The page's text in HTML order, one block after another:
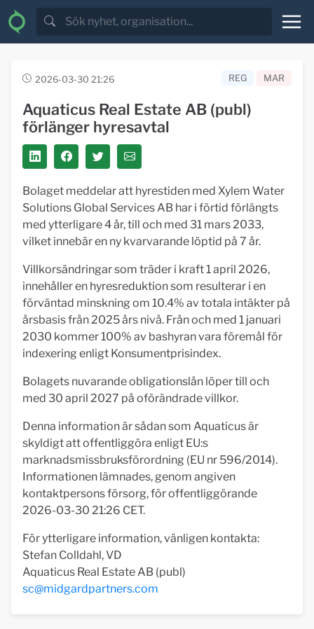
2026-03-30 21:26 REG MAR
Aquaticus Real Estate AB (publ)
förlänger hyresavtal
Bolaget meddelar att hyrestiden med Xylem Water
Solutions Global Services AB har i förtid förlängts
med ytterligare 4 år, till och med 31 mars 2033,
vilket innebär en ny kvarvarande löptid på 7 år.
Villkorsändringar som träder i kraft 1 april 2026,
innehåller en hyresreduktion som resulterar i en
förväntad minskning om 10.4% av totala intäkter på
årsbasis från 2025 års nivå. Från och med 1 januari
2030 kommer 100% av bashyran vara föremål för
indexering enligt Konsumentprisindex.
Bolagets nuvarande obligationslån löper till och
med 30 april 2027 på oförändrade villkor.
Denna information är sådan som Aquaticus är
skyldigt att offentliggöra enligt EU:s
marknadsmissbruksförordning (EU nr 596/2014).
Informationen lämnades, genom angiven
kontaktpersons försorg, för offentliggörande
2026-03-30 21:26 CET.
För ytterligare information, vänligen kontakta:
Stefan Colldahl, VD
Aquaticus Real Estate AB (publ)
sc@midgardpartners.com